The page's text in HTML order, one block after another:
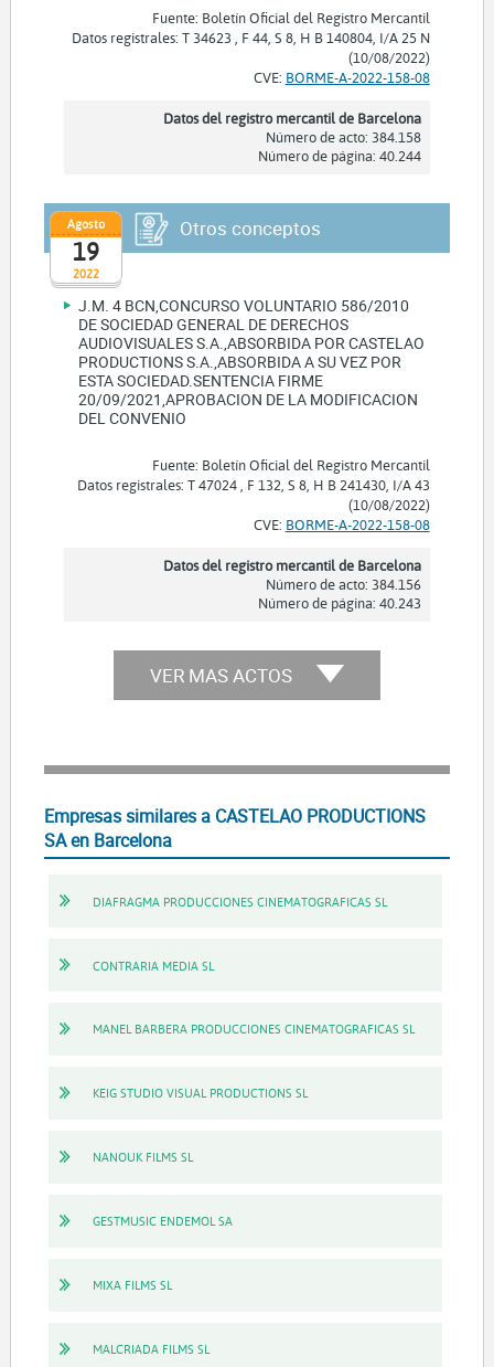
Fuente: Boletín Oficial del Registro Mercantil
Datos registrales: T 34623 , F 44, S 8, H B 140804, I/A 25 N
(10/08/2022)
CVE: BORME-A-2022-158-08
Datos del registro mercantil de Barcelona
Número de acto: 384.158
Número de página: 40.244
2022
Agosto
19
Otros conceptos
J.M. 4 BCN,CONCURSO VOLUNTARIO 586/2010
DE SOCIEDAD GENERAL DE DERECHOS
AUDIOVISUALES S.A.,ABSORBIDA POR CASTELAO
PRODUCTIONS S.A.,ABSORBIDA A SU VEZ POR
ESTA SOCIEDAD.SENTENCIA FIRME
20/09/2021,APROBACION DE LA MODIFICACION
DEL CONVENIO
Fuente: Boletín Oficial del Registro Mercantil
Datos registrales: T 47024 , F 132, S 8, H B 241430, I/A 43
(10/08/2022)
CVE: BORME-A-2022-158-08
Datos del registro mercantil de Barcelona
Número de acto: 384.156
Número de página: 40.243
VER MAS ACTOS
Empresas similares a CASTELAO PRODUCTIONS
SA en Barcelona
DIAFRAGMA PRODUCCIONES CINEMATOGRAFICAS SL
CONTRARIA MEDIA SL
MANEL BARBERA PRODUCCIONES CINEMATOGRAFICAS SL
KEIG STUDIO VISUAL PRODUCTIONS SL
NANOUK FILMS SL
GESTMUSIC ENDEMOL SA
MIXA FILMS SL
MALCRIADA FILMS SL